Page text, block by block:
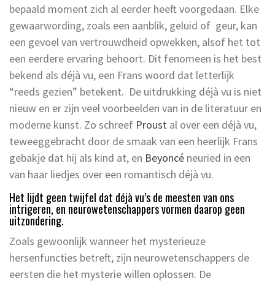
bepaald moment zich al eerder heeft voorgedaan. Elke
gewaarwording, zoals een aanblik, geluid of geur, kan
een gevoel van vertrouwdheid opwekken, alsof het tot
een eerdere ervaring behoort. Dit fenomeen is het best
bekend als déjà vu, een Frans woord dat letterlijk
“reeds gezien” betekent. De uitdrukking déjà vu is niet
nieuw en er zijn veel voorbeelden van in de literatuur en
moderne kunst. Zo schreef Proust al over een déjà vu,
teweeggebracht door de smaak van een heerlijk Frans
gebakje dat hij als kind at, en Beyoncé neuried in een
van haar liedjes over een romantisch déjà vu.
Het lijdt geen twijfel dat déjà vu’s de meesten van ons
intrigeren, en neurowetenschappers vormen daarop geen
uitzondering.
Zoals gewoonlijk wanneer het mysterieuze
hersenfuncties betreft, zijn neurowetenschappers de
eersten die het mysterie willen oplossen. De